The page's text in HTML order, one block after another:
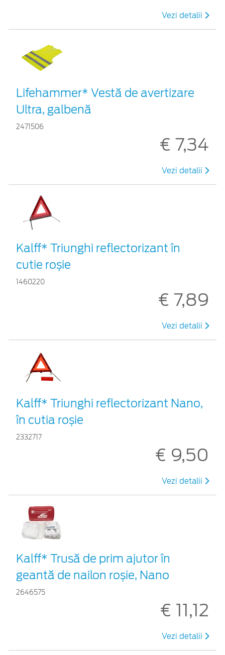
Vezi detalii
Lifehammer* Vestă de avertizare
Ultra, galbenă
2471506
€ 7,34
Vezi detalii
Kalff* Triunghi reflectorizant în
cutie roșie
1460220
€ 7,89
Vezi detalii
Kalff* Triunghi reflectorizant Nano,
în cutia roșie
2332717
€ 9,50
Vezi detalii
Kalff* Trusă de prim ajutor în
geantă de nailon roșie, Nano
2646575
€ 11,12
Vezi detalii